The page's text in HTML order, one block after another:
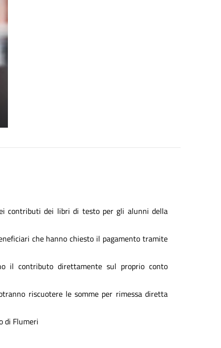
contributi dei libri di testo per gli alunni della
che hanno chiesto il pagamento tramite
il contributo direttamente sul proprio conto
riscuotere le somme per rimessa diretta
di Flumeri